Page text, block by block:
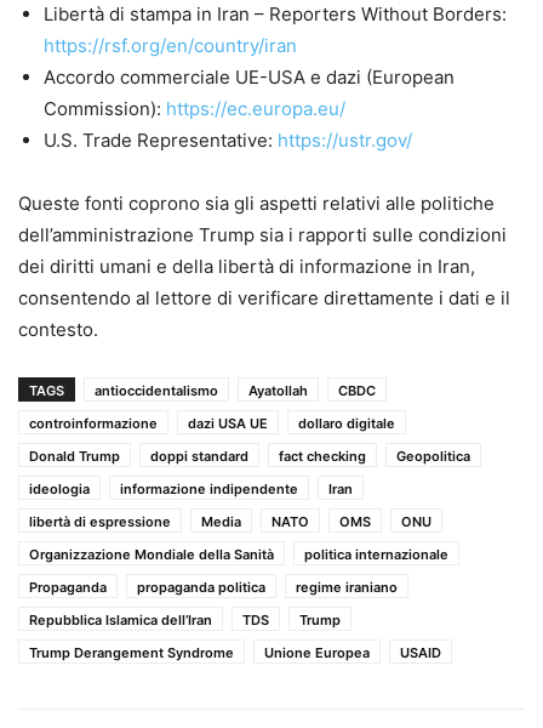
Libertà di stampa in Iran – Reporters Without Borders:
https://rsf.org/en/country/iran
Accordo commerciale UE-USA e dazi (European
Commission): https://ec.europa.eu/
U.S. Trade Representative: https://ustr.gov/
Queste fonti coprono sia gli aspetti relativi alle politiche
dell’amministrazione Trump sia i rapporti sulle condizioni
dei diritti umani e della libertà di informazione in Iran,
consentendo al lettore di verificare direttamente i dati e il
contesto.
TAGS antioccidentalismo Ayatollah
CBDC
controinformazione
dazi USA UE
dollaro digitale
Donald Trump
doppi standard fact checking
Geopolitica
ideologia
informazione indipendente
Iran
libertà di espressione
Media NATO OMS
ONU
Organizzazione Mondiale della Sanità
politica internazionale
Propaganda
propaganda politica
regime iraniano
Repubblica Islamica dell’Iran
TDS
Trump
Trump Derangement Syndrome
Unione Europea USAID